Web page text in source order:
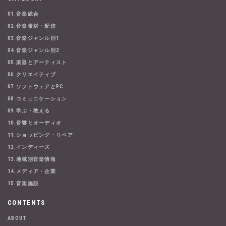
01.音楽総合
02.音楽素材・配信
03.音楽ジャンル別1
04.音楽ジャンル別2
05.楽器とアーティスト
06.クリエイティブ
07.ソフトウェアとPC
08.コミュニケーション
09.学ぶ・教える
10.音響とオーディオ
11.ショッピング・リペア
12.インディーズ
13.地域別音楽情報
14.メディア・企業
15.音楽施設
CONTENTS
ABOUT